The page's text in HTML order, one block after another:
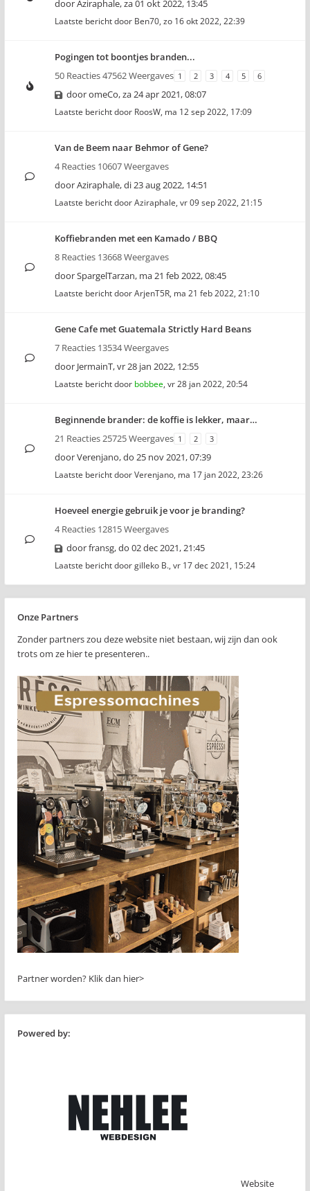
doorAziraphale,za 01 okt 2022, 13:45
Laatste bericht door Ben70, zo 16 okt 2022, 22:39
Pogingen tot boontjes branden...
50 Reacties 47562 Weergaves 1 2 3 4 5 6
dooromeCo,za 24 apr 2021, 08:07
Laatste bericht door RoosW, ma 12 sep 2022, 17:09
Van de Beem naar Behmor of Gene?
4 Reacties 10607 Weergaves
doorAziraphale,di 23 aug 2022, 14:51
Laatste bericht doorAziraphale, vr 09 sep 2022, 21:15
Koffiebranden met een Kamado / BBQ
8 Reacties 13668 Weergaves
doorSpargelTarzan, ma 21 feb 2022, 08:45
Laatste bericht doorArjenT5R, ma 21 feb 2022, 21:10
Gene Cafe met Guatemala Strictly Hard Beans
7 Reacties 13534 Weergaves
door JermainT,vr 28 jan 2022, 12:55
Laatste bericht door bobbee, vr 28 jan 2022, 20:54
Beginnende brander: de koffie is lekker, maar…
21 Reacties 25725 Weergaves 1 2 3
doorVerenjano,do 25 nov 2021, 07:39
Laatste bericht doorVerenjano, ma 17 jan 2022, 23:26
Hoeveel energie gebruik je voor je branding?
4 Reacties 12815 Weergaves
doorfransg,do 02 dec 2021, 21:45
Laatste bericht doorgilleko B., vr 17 dec 2021, 15:24
Onze Partners
Zonder partners zou deze website niet bestaan, wij zijn dan ook
trots om ze hier te presenteren..
Partner worden? Klik dan hier>
Powered by:
Website